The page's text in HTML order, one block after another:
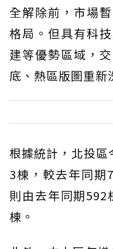
全解除前，市場
格局。但具有科
建等優勢區域，
底、熱區版圖重新
根據統計，北投
3棟，較去年同期
則由去年同期
棟。